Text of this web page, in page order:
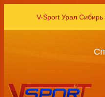
V-Sport Урал Сибирь